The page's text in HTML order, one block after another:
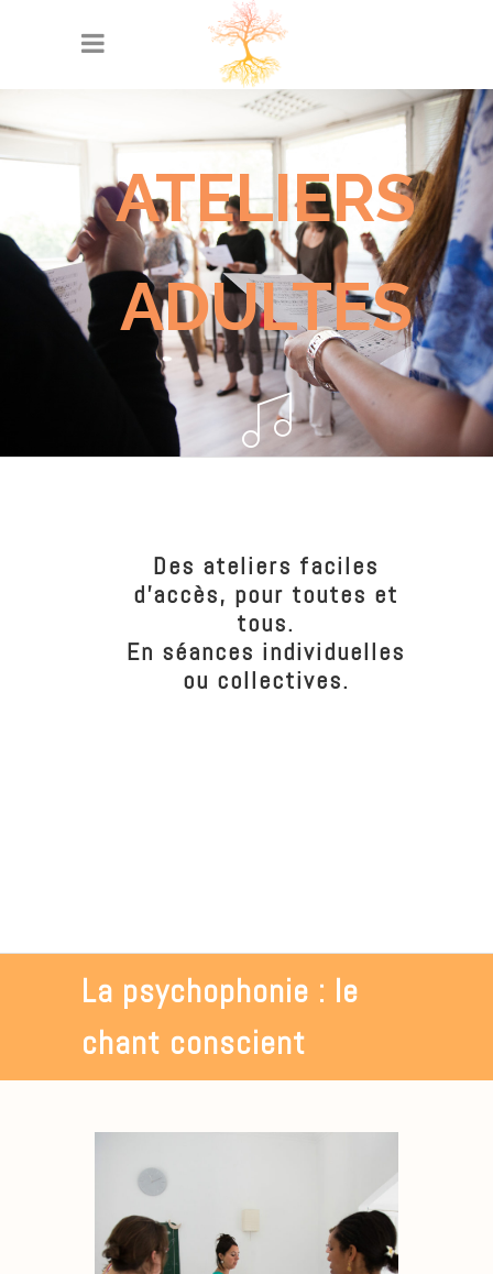
ATELIERS
ADULTES
Des ateliers faciles
d’accès, pour toutes et
tous.
En séances individuelles
ou collectives.
La psychophonie : le
chant conscient